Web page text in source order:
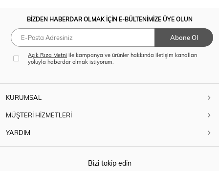
BİZDEN HABERDAR OLMAK İÇİN E-BÜLTENİMİZE ÜYE OLUN
Abone Ol
Açık Rıza Metni ile kampanya ve ürünler hakkında iletişim kanalları
yoluyla haberdar olmak istiyorum.
KURUMSAL
MÜŞTERİ HİZMETLERİ
YARDIM
Bizi takip edin